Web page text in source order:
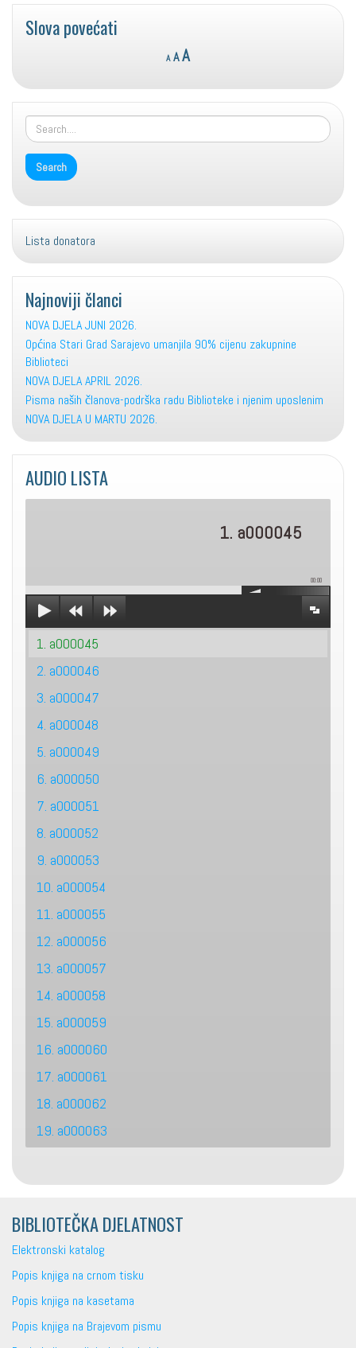
Slova povećati
A
Decrease
font
A Reset
size.
AIncrease
size.
Lista donatora
Najnoviji članci
NOVA DJELA JUNI 2026.
Općina Stari Grad Sarajevo umanjila 90% cijenu zakupnine
Biblioteci
NOVA DJELA APRIL 2026.
Pisma naših članova-podrška radu Biblioteke i njenim uposlenim
NOVA DJELA U MARTU 2026.
AUDIO LISTA
1. a000045
00:00
1. a000045
2. a000046
3. a000047
4. a000048
5. a000049
6. a000050
7. a000051
8. a000052
9. a000053
10. a000054
11. a000055
12. a000056
13. a000057
14. a000058
15. a000059
16. a000060
17. a000061
18. a000062
19. a000063
BIBLIOTEČKA DJELATNOST
Elektronski katalog
Popis knjiga na crnom tisku
Popis knjiga na kasetama
Popis knjiga na Brajevom pismu